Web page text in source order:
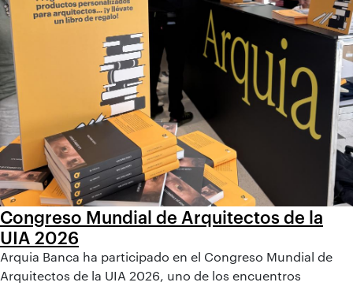
Congreso Mundial de Arquitectos de la
UIA 2026
Arquia Banca ha participado en el Congreso Mundial de
Arquitectos de la UIA 2026, uno de los encuentros